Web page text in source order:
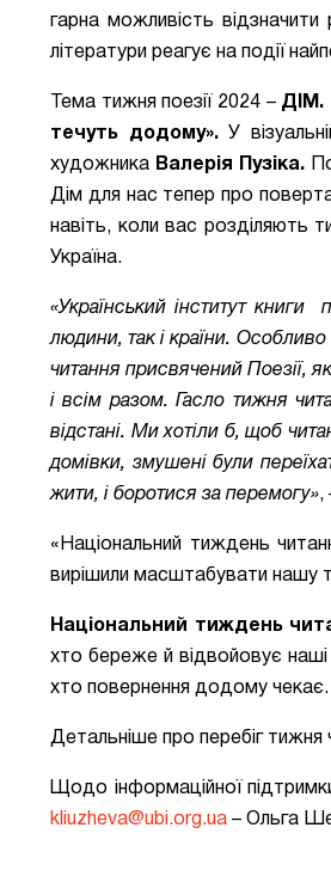
гарна можливість
літератури реагує на події
Тема тижня поезії 2024 – ДІМ.
течуть додому».У
художника Валерія Пузіка.
Дім для нас тепер про
навіть, коли вас розділяють
Україна.
«Український інститут
людини, так і країни.
читання присвячений Поезії,
і всім разом. Гасло тижня
відстані. Ми хотіли б, щоб
домівки, змушені були
жити, і боротися за перемогу»,
«Національний тиждень
вирішили масштабувати нашу
Національний тиждень
хто береже й відвойовує
хто повернення додому чекає.
Детальніше про перебіг тижня
Щодо інформаційної
kliuzheva@ubi.org.ua – Ольга